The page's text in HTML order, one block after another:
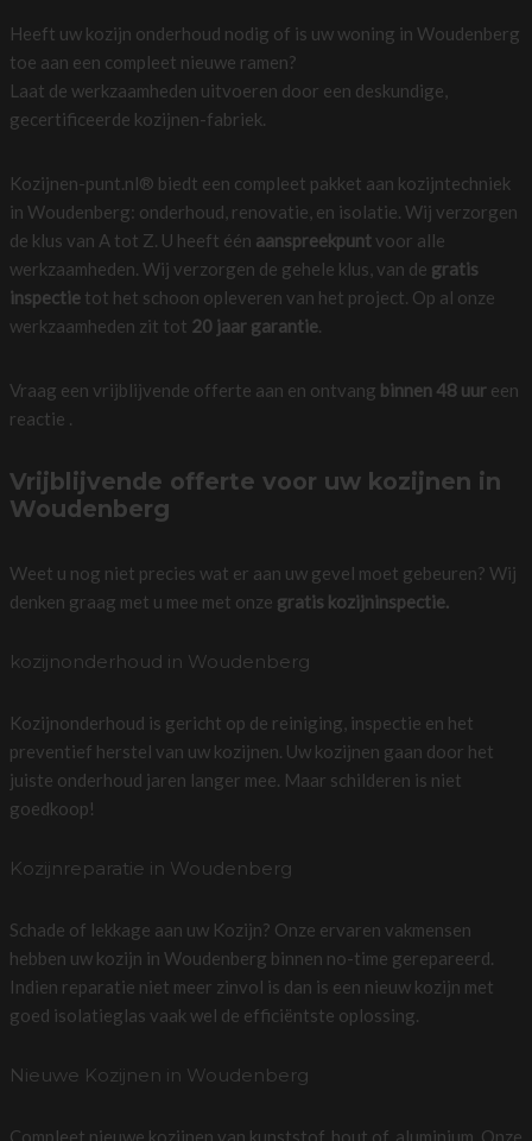
Heeft uw kozijn onderhoud nodig of is uw woning in Woudenberg
toe aan een compleet nieuwe ramen?
Laat de werkzaamheden uitvoeren door een deskundige,
gecertificeerde kozijnen-fabriek.
Kozijnen-punt.nl® biedt een compleet pakket aan kozijntechniek
in Woudenberg: onderhoud, renovatie, en isolatie. Wij verzorgen
de klus van A tot Z. U heeft één aanspreekpuntvoor alle
werkzaamheden. Wij verzorgen de gehele klus, van de gratis
inspectietot het schoon opleveren van het project. Op al onze
werkzaamheden zit tot 20 jaar garantie.
Vraag een vrijblijvende offerte aan en ontvang binnen 48 uureen
reactie .
Vrijblijvende offerte voor uw kozijnen in
Woudenberg
Weet u nog niet precies wat er aan uw gevel moet gebeuren? Wij
denken graag met u mee met onze gratis kozijninspectie.
kozijnonderhoud in Woudenberg
Kozijnonderhoud is gericht op de reiniging, inspectie en het
preventief herstel van uw kozijnen. Uw kozijnen gaan door het
juiste onderhoud jaren langer mee. Maar schilderen is niet
goedkoop!
Kozijnreparatie in Woudenberg
Schade of lekkage aan uw Kozijn? Onze ervaren vakmensen
hebben uw kozijn in Woudenberg binnen no-time gerepareerd.
Indien reparatie niet meer zinvol is dan is een nieuw kozijn met
goed isolatieglas vaak wel de efficiëntste oplossing.
Nieuwe Kozijnen in Woudenberg
Compleet nieuwe kozijnen van kunststof, hout of, aluminium. Onze